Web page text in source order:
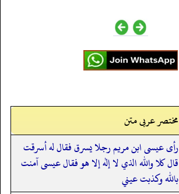
مختصر عربی متن
رأى عيسى ابن مريم رجلا يسرق فقال له أسرقت
قال كلا والله الذي لا إله إلا هو فقال عيسى آمنت
بالله وكذبت عيني